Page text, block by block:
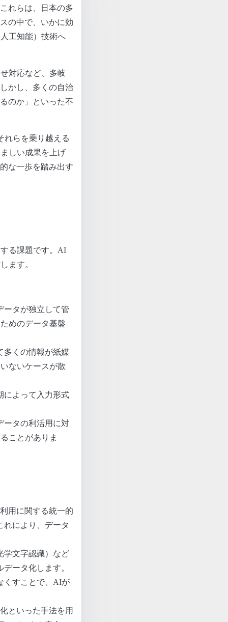
れらは、日本の多
の中で、いかに効
工知能）技術へ
対応など、多岐
かし、多くの自治
のか」といった不
れらを乗り越える
しい成果を上げ
な一歩を踏み出す
る課題です。AI
ます。
ータが独立して管
めのデータ基盤
多くの情報が紙媒
ないケースが散
によって入力形式
ータの利活用に対
ことがありま
用に関する統一的
れにより、データ
学文字認識）など
ータ化します。
くすことで、AIが
といった手法を用